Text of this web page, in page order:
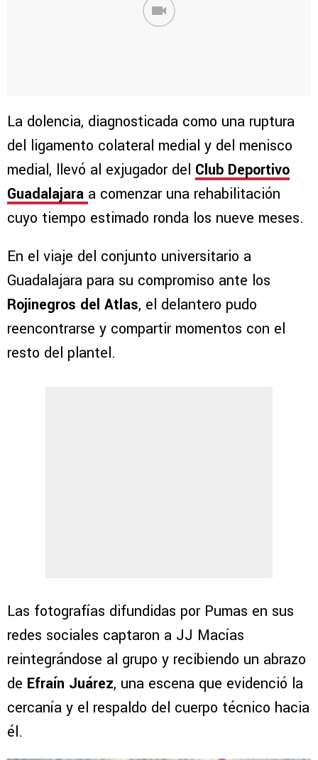
La dolencia, diagnosticada como una ruptura
del ligamento colateral medial y del menisco
medial, llevó al exjugador del Club Deportivo
Guadalajara a comenzar una rehabilitación
cuyo tiempo estimado ronda los nueve meses.
En el viaje del conjunto universitario a
Guadalajara para su compromiso ante los
Rojinegros del Atlas, el delantero pudo
reencontrarse y compartir momentos con el
resto del plantel.
Las fotografías difundidas por Pumas en sus
redes sociales captaron a JJ Macías
reintegrándose al grupo y recibiendo un abrazo
de Efraín Juárez, una escena que evidenció la
cercanía y el respaldo del cuerpo técnico hacia
él.